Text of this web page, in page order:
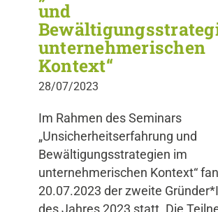
und
unternehmerischen
Kontext“
28/07/2023
Im Rahmen des Seminars
„Unsicherheitserfahrung und
Bewältigungsstrategien im
unternehmerischen Kontext“
20.07.2023 der zweite
des Jahres 2023 statt. Die